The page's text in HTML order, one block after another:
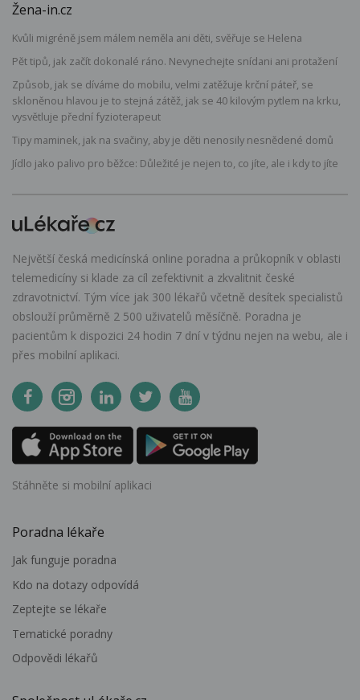
Žena-in.cz
Kvůli migréně jsem málem neměla ani děti, svěřuje se Helena
Pět tipů, jak začít dokonalé ráno. Nevynechejte snídani ani protažení
Způsob, jak se díváme do mobilu, velmi zatěžuje krční páteř, se
skloněnou hlavou je to stejná zátěž, jak se 40 kilovým pytlem na krku,
vysvětluje přední fyzioterapeut
Tipy maminek, jak na svačiny, aby je děti nenosily nesnědené domů
Jídlo jako palivo pro běžce: Důležité je nejen to, co jíte, ale i kdy to jíte
Největší česká medicínská online poradna a průkopník v oblasti
telemedicíny si klade za cíl zefektivnit a zkvalitnit české
zdravotnictví. Tým více jak 300 lékařů včetně desítek specialistů
obslouží průměrně 2 500 uživatelů měsíčně. Poradna je
pacientům k dispozici 24 hodin 7 dní v týdnu nejen na webu, ale i
přes mobilní aplikaci.
Stáhněte si mobilní aplikaci
Poradna lékaře
Jak funguje poradna
Kdo na dotazy odpovídá
Zeptejte se lékaře
Tematické poradny
Odpovědi lékařů